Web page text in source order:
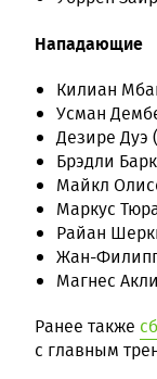
Нападающие
Килиан
Усман
Дезире
Брэдли
Майкл
Маркус
Райан
Жан-
Магнес
Ранее также
с главным